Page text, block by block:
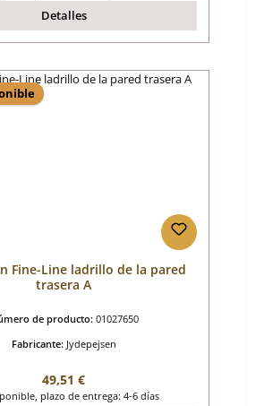
Detalles
Fine-Line ladrillo de la pared
trasera A
de producto: 01027650
Fabricante: Jydepejsen
Precio normal:
49,51 €
plazo de entrega: 4-6 días